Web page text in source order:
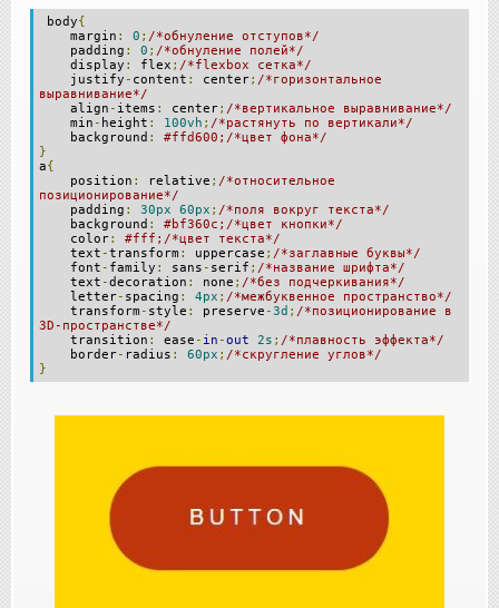
body{
margin : 0 ; /*обнуление отступов*/
padding : 0 ; /*обнуление полей*/
display : flex ; /*flexbox сетка*/
justify - content : center; /*горизонтальное
выравнивание*/
align - items : center; /*вертикальное выравнивание*/
min - height : 100vh ; /*растянуть по вертикали*/
background :
#ffd600;/*цвет фона*/
}
a{
position : relative ; /*относительное
позиционирование*/
padding : 30px 60px ; /*поля вокруг текста*/
background :
#bf360c;/*цвет кнопки*/
color:
#fff;/*цвет текста*/
text -transform : uppercase ; /*заглавные буквы*/
font - family : sans - serif ; /*название шрифта*/
text -decoration : none ; /*без подчеркивания*/
letter- spacing : 4px ; /*межбуквенное пространство*/
transform - style : preserve -3d ; /*позиционирование в
3D-пространстве*/
transition : ease - in -out 2s ; /*плавность эффекта*/
border- radius : 60px ; /*скругление углов*/
}